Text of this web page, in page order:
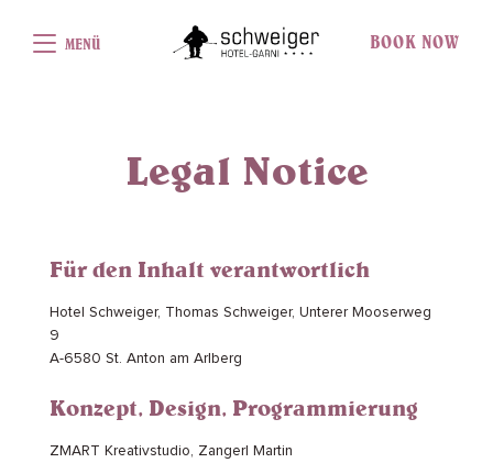
BOOK NOW
MENÜ
Legal Notice
Für den Inhalt verantwortlich
Hotel Schweiger, Thomas Schweiger, Unterer Mooserweg
9
A-6580 St. Anton am Arlberg
Konzept, Design, Programmierung
ZMART Kreativstudio, Zangerl Martin